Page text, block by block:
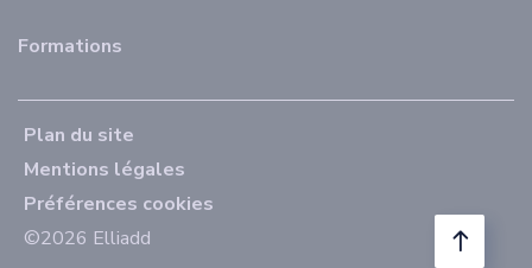
Formations
Plan du site
Mentions légales
Préférences cookies
©2026 Elliadd